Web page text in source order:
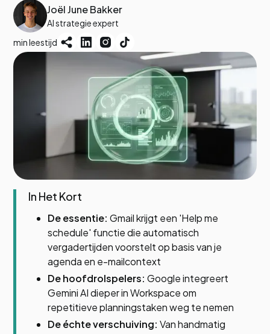
Joël June Bakker
AI strategie expert
min leestijd
In Het Kort
De essentie: Gmail krijgt een 'Help me
schedule' functie die automatisch
vergadertijden voorstelt op basis van je
agenda en e-mailcontext
De hoofdrolspelers: Google integreert
Gemini AI dieper in Workspace om
repetitieve planningstaken weg te nemen
De échte verschuiving: Van handmatig